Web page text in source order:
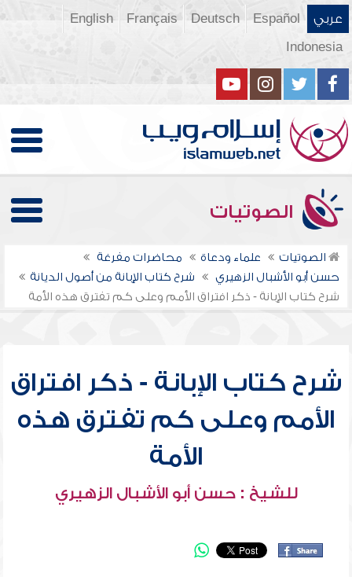
عربي Español
Deutsch
Français
English
Indonesia
الصوتيات
الصوتيات علماء ودعاة
محاضرات مفرغة
حسن أبو الأشبال الزهيري
شرح كتاب الإبانة من أصول الديانة
شرح كتاب الإبانة - ذكر افتراق الأمم وعلى كم تفترق هذه الأمة
شرح كتاب الإبانة - ذكر افتراق
الأمم وعلى كم تفترق هذه
الأمة
للشيخ : حسن أبو الأشبال الزهيري